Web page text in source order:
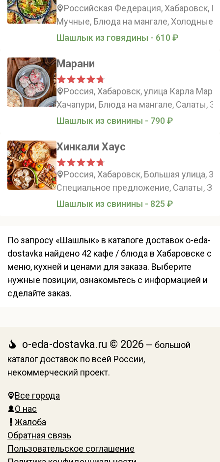
Российская Федерация, Хабаровск,
Мучные, Блюда на мангале, Холодные
Шашлык из говядины - 610 ₽
Марани
Россия, Хабаровск, улица Карла
Хачапури, Блюда на мангале, Салаты,
Шашлык из свинины - 790 ₽
Хинкали Хаус
Россия, Хабаровск, Большая улица,
Специальное предложение, Салаты,
Шашлык из свинины - 825 ₽
По запросу «Шашлык» в каталоге доставок o-eda-
dostavka найдено 42 кафе / блюда в Хабаровске с
меню, кухней и ценами для заказа. Выберите
нужные позиции, ознакомьтесь с информацией и
сделайте заказ.
o-eda-dostavka.ru © 2026 — большой
каталог доставок по всей России,
некоммерческий проект.
Все города
О нас
Жалоба
Обратная связь
Пользовательское соглашение